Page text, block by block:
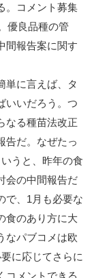
。コメント募集
優良品種の管
間報告案に関す
単に言えば、タ
いいだろう。つ
なる種苗法改正
告だ。なぜたっ
うと、昨年の食
会の中間報告だ
で、1月も必要な
食のあり方に大
なパブコメは欧
に応じてさらに
コメントできる